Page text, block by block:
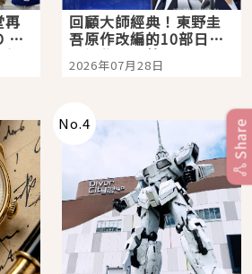
再
原
回顧大師經典！東野圭
吾原作改編的10部日本
影視作品推薦
2026年07月28日
No.4 Share